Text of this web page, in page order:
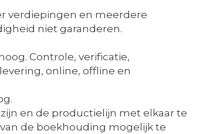
verdiepingen en meerdere
niet garanderen.
Controle, verificatie,
online, offline en
en de productielijn met elkaar te
de boekhouding mogelijk te